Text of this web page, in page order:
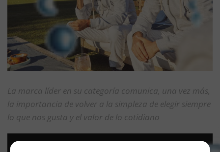
La marca líder en su categoría comunica, una vez más,
la importancia de volver a la simpleza de elegir siempre
lo que nos gusta y el valor de lo cotidiano